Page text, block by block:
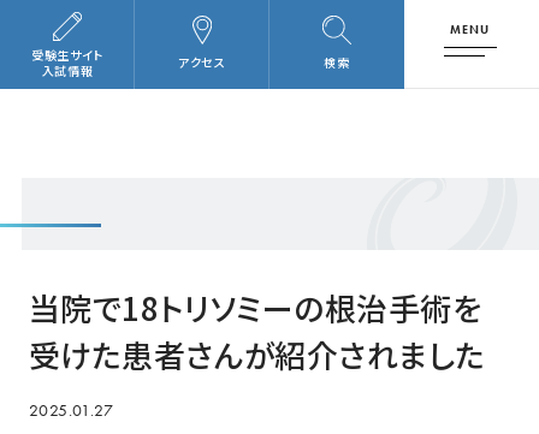
検索
アクセス
受験生サイト
入試情報
MENU
当院で18トリソミーの根治手術を
受けた患者さんが紹介されました
2025.01.27